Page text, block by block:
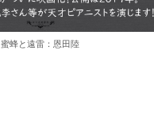
蜜蜂と遠雷：恩田陸